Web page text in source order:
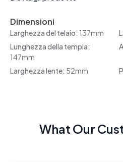
Dimensioni
Larghezza del telaio: 137mm
Lunghezza della tempia:
147mm
Larghezza lente: 52mm
What Our